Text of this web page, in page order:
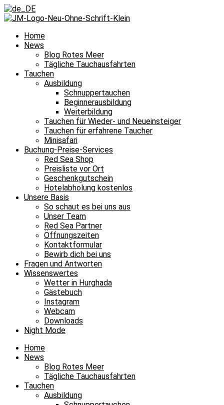
Home
News
Blog Rotes Meer
Tägliche Tauchausfahrten
Tauchen
Ausbildung
Schnuppertauchen
Beginnerausbildung
Weiterbildung
Tauchen für Wieder- und Neueinsteiger
Tauchen für erfahrene Taucher
Minisafari
Buchung-Preise-Services
Red Sea Shop
Preisliste vor Ort
Geschenkgutschein
Hotelabholung kostenlos
Unsere Basis
So schaut es bei uns aus
Unser Team
Red Sea Partner
Öffnungszeiten
Kontaktformular
Bewirb dich bei uns
Fragen und Antworten
Wissenswertes
Wetter in Hurghada
Gästebuch
Instagram
Webcam
Downloads
Night Mode
Home
News
Blog Rotes Meer
Tägliche Tauchausfahrten
Tauchen
Ausbildung